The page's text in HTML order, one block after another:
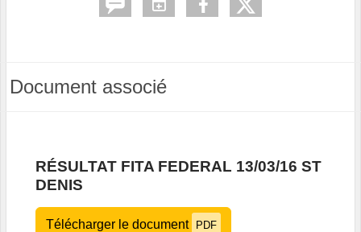
Document associé
RÉSULTAT FITA FEDERAL 13/03/16 ST
DENIS
Télécharger le document PDF